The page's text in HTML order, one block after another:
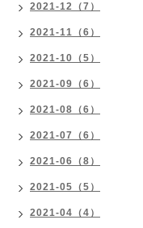
2021-12（7）
2021-11（6）
2021-10（5）
2021-09（6）
2021-08（6）
2021-07（6）
2021-06（8）
2021-05（5）
2021-04（4）